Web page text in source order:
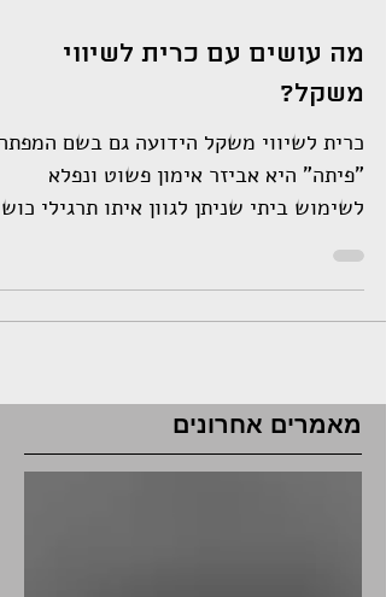
מה עושים עם כרית לשיווי
משקל?
כרית לשיווי משקל הידועה גם בשם
"פיתה" היא אביזר אימון פשוט ונפלא
לשימוש ביתי שניתן לגוון איתו תרגילי
רבים. האביזר מייצר אתגר...
מאמרים אחרונים